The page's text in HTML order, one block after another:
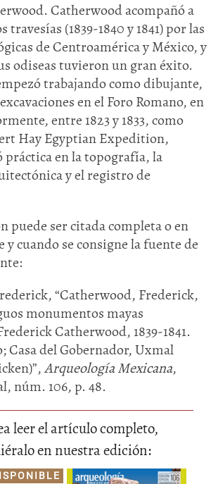
Catherwood acompañó a
travesías (1839-1840 y 1841) por las
de Centroamérica y México, y
odiseas tuvieron un gran éxito.
trabajando como dibujante,
en el Foro Romano, en
entre 1823 y 1833, como
Hay Egyptian Expedition,
en la topografía, la
y el registro de
puede ser citada completa o en
cuando se consigne la fuente de
“Catherwood, Frederick,
monumentos mayas
Catherwood, 1839-1841.
Casa del Gobernador, Uxmal
Arqueología Mexicana,
núm. 106, p. 48.
leer el artículo completo,
en nuestra edición: